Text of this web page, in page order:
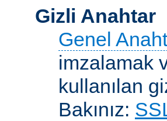
Gizli Anahtar
Genel
imzalamak
kullanılan
Bakınız: